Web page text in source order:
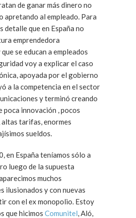
de ganar más dinero no
apretando al empleado. Para
detalle que en España no
emprendedora
se educan a empleados
voy a explicar el caso
apoyada por el gobierno
a la competencia en el sector
y terminó creando
poca innovación , pocos
tarifas, enormes
sueldos.
en España teníamos sólo a
luego de la supuesta
muchos
ilusionados y con nuevas
el ex monopolio. Estoy
que hicimos Comunitel, Aló,